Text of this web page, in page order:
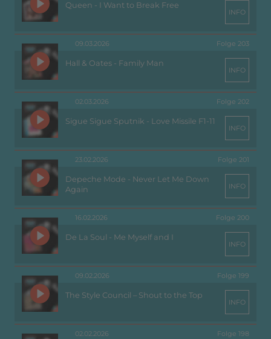
Queen - I Want to Break Free
INFO
09.03.2026 Folge 203
Hall & Oates - Family Man
INFO
02.03.2026 Folge 202
Sigue Sigue Sputnik - Love Missile F1-11
INFO
23.02.2026 Folge 201
Depeche Mode - Never Let Me Down
Again
INFO
16.02.2026 Folge 200
De La Soul - Me Myself and I
INFO
09.02.2026 Folge 199
The Style Council – Shout to the Top
INFO
02.02.2026 Folge 198